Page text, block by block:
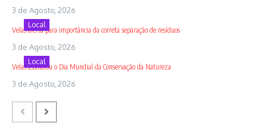
3 de Agosto, 2026
Local
Velas alerta para importância da correta separação de resíduos
3 de Agosto, 2026
Local
Velas assinalou o Dia Mundial da Conservação da Natureza
3 de Agosto, 2026